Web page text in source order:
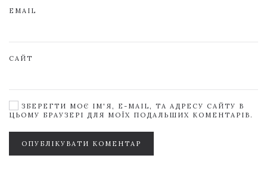
EMAIL
САЙТ
ЗБЕРЕГТИ МОЄ ІМ'Я, E-MAIL, ТА АДРЕСУ САЙТУ В
ЦЬОМУ БРАУЗЕРІ ДЛЯ МОЇХ ПОДАЛЬШИХ КОМЕНТАРІВ.
ОПУБЛІКУВАТИ КОМЕНТАР